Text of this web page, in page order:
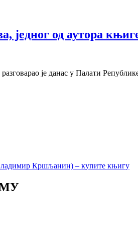
од аутора
је данас у Палати